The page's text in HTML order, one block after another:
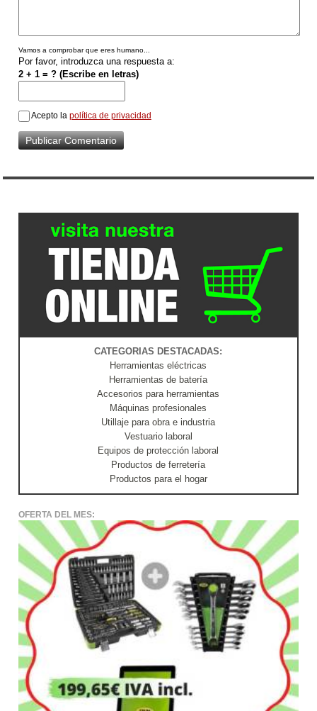
Vamos a comprobar que eres humano...
Por favor, introduzca una respuesta a:
2 + 1 = ? (Escribe en letras)
Acepto la política de privacidad
CATEGORIAS DESTACADAS:
Herramientas eléctricas
Herramientas de batería
Accesorios para herramientas
Máquinas profesionales
Utillaje para obra e industria
Vestuario laboral
Equipos de protección laboral
Productos de ferretería
Productos para el hogar
OFERTA DEL MES: